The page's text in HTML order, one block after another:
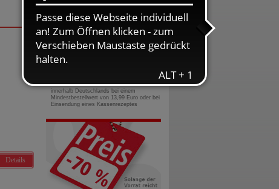
Seite drucken
Details
0800-10 11 422
gebührenfreie Rufnummer
innerhalb Deutschlands bei einem
Mindestbestellwert von 13,99 Euro oder bei
Einsendung eines Kassenrezeptes